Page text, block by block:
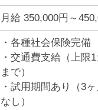
月給 350,000円～
・各種社会保険完備
・交通費支給（上限
まで）
・試用期間あり（3
なし）